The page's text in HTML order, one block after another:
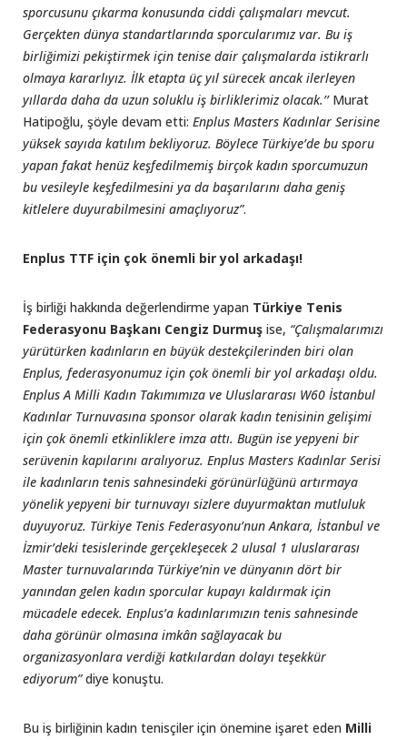
sporcusunu çıkarma konusunda ciddi çalışmaları mevcut.
Gerçekten dünya standartlarında sporcularımız var. Bu iş
birliğimizi pekiştirmek için tenise dair çalışmalarda istikrarlı
olmaya kararlıyız. İlk etapta üç yıl sürecek ancak ilerleyen
yıllarda daha da uzun soluklu iş birliklerimiz olacak.’’ Murat
Hatipoğlu, şöyle devam etti: Enplus Masters Kadınlar Serisine
yüksek sayıda katılım bekliyoruz. Böylece Türkiye’de bu sporu
yapan fakat henüz keşfedilmemiş birçok kadın sporcumuzun
bu vesileyle keşfedilmesini ya da başarılarını daha geniş
kitlelere duyurabilmesini amaçlıyoruz”.
Enplus TTF için çok önemli bir yol arkadaşı!
İş birliği hakkında değerlendirme yapan Türkiye Tenis
Federasyonu Başkanı Cengiz Durmuş ise, “Çalışmalarımızı
yürütürken kadınların en büyük destekçilerinden biri olan
Enplus, federasyonumuz için çok önemli bir yol arkadaşı oldu.
Enplus A Milli Kadın Takımımıza ve Uluslararası W60 İstanbul
Kadınlar Turnuvasına sponsor olarak kadın tenisinin gelişimi
için çok önemli etkinliklere imza attı. Bugün ise yepyeni bir
serüvenin kapılarını aralıyoruz. Enplus Masters Kadınlar Serisi
ile kadınların tenis sahnesindeki görünürlüğünü artırmaya
yönelik yepyeni bir turnuvayı sizlere duyurmaktan mutluluk
duyuyoruz. Türkiye Tenis Federasyonu’nun Ankara, İstanbul ve
İzmir’deki tesislerinde gerçekleşecek 2 ulusal 1 uluslararası
Master turnuvalarında Türkiye’nin ve dünyanın dört bir
yanından gelen kadın sporcular kupayı kaldırmak için
mücadele edecek. Enplus’a kadınlarımızın tenis sahnesinde
daha görünür olmasına imkân sağlayacak bu
organizasyonlara verdiği katkılardan dolayı teşekkür
ediyorum”diye konuştu.
Bu iş birliğinin kadın tenisçiler için önemine işaret eden Milli